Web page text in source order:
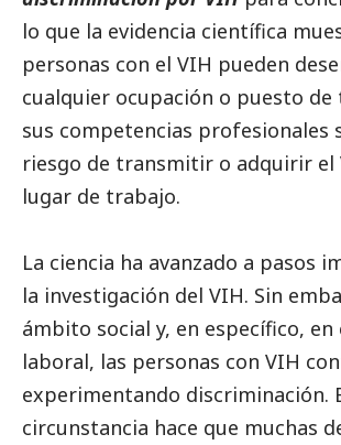
lo que la evidencia científica
personas con el VIH pueden
cualquier ocupación o puesto de
sus competencias profesionales
riesgo de transmitir o adquirir el
lugar de trabajo.
La ciencia ha avanzado a pasos
la investigación del VIH. Sin
ámbito social y, en específico,
laboral, las personas con VIH
experimentando discriminación.
circunstancia hace que muchas